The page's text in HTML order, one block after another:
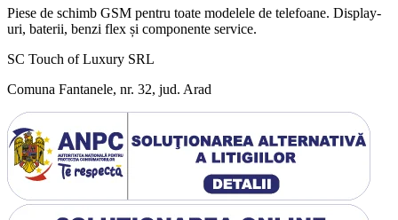
Piese de schimb GSM pentru toate modelele de telefoane. Display-
uri, baterii, benzi flex și componente service.
SC Touch of Luxury SRL
Comuna Fantanele, nr. 32, jud. Arad